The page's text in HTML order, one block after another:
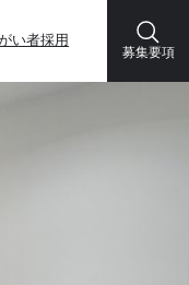
い者採用
募集要項